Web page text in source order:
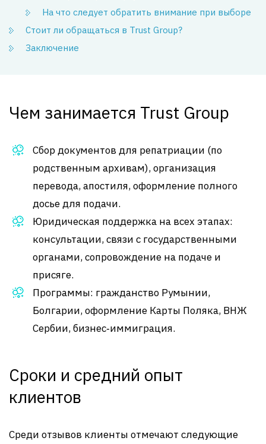
На что следует обратить внимание при выборе
Стоит ли обращаться в Trust Group?
Заключение
Чем занимается Trust Group
Сбор документов для репатриации (по
родственным архивам), организация
перевода, апостиля, оформление полного
досье для подачи.
Юридическая поддержка на всех этапах:
консультации, связи с государственными
органами, сопровождение на подаче и
присяге.
Программы: гражданство Румынии,
Болгарии, оформление Карты Поляка, ВНЖ
Сербии, бизнес‑иммиграция.
Сроки и средний опыт
клиентов
Среди отзывов клиенты отмечают следующие